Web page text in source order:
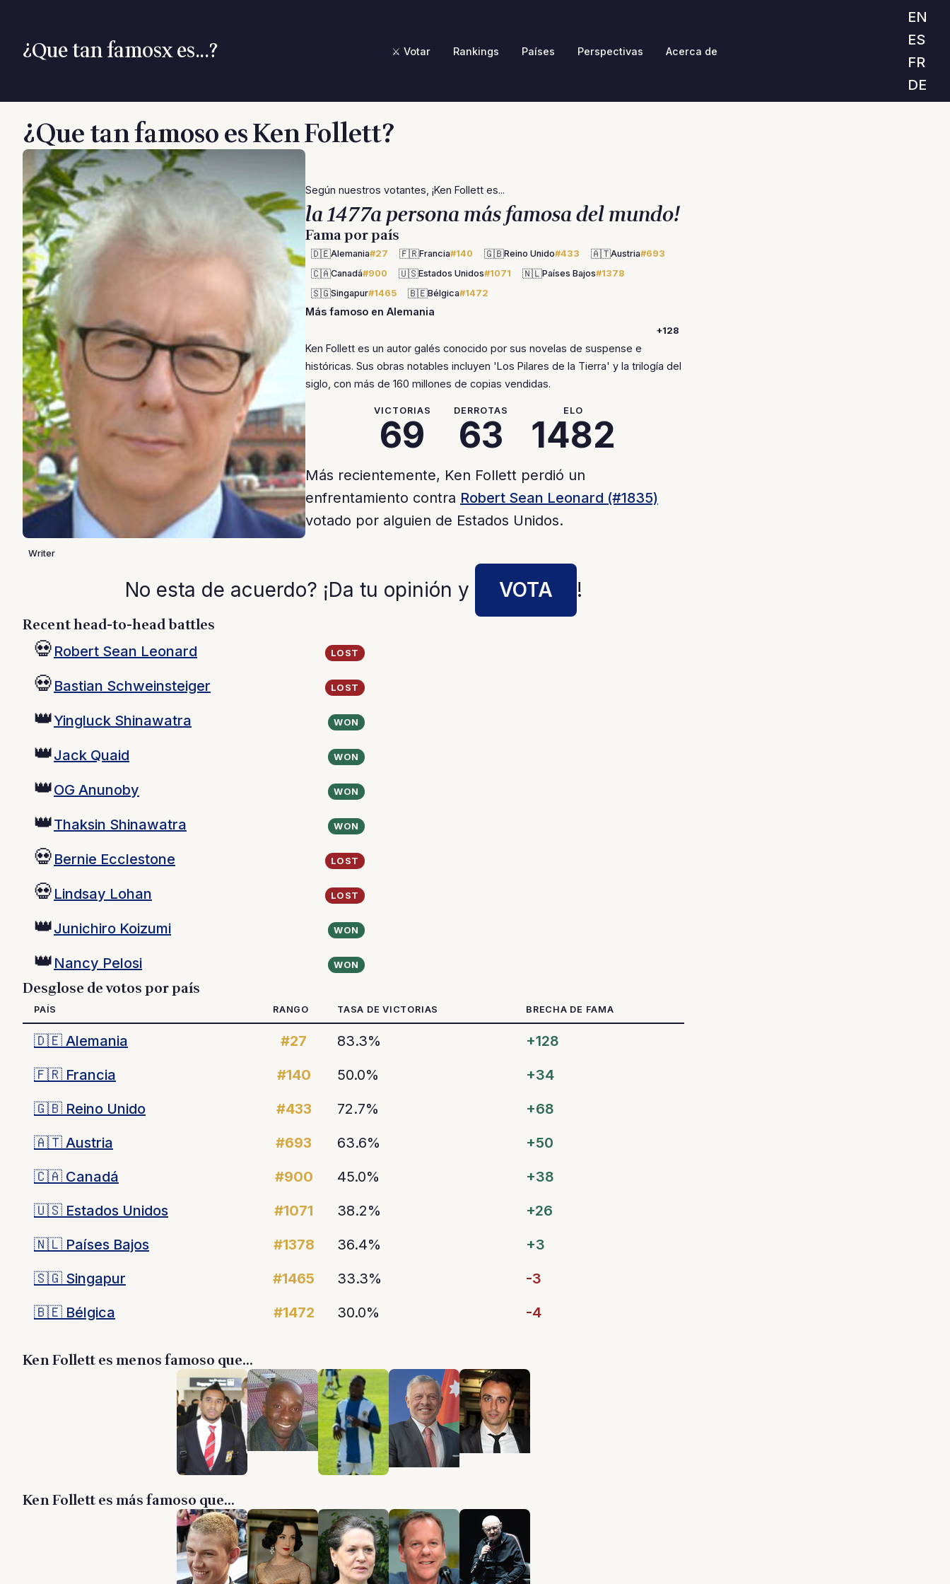
¿Que tan famosx es...? ⚔️ Votar Rankings Países Perspectivas Acerca de
EN
ES
FR
DE
¿Que tan famoso es Ken Follett?
Writer
Según nuestros votantes, ¡Ken Follett es...
la 1477a persona más famosa del mundo!
Fama por país
🇩🇪Alemania#27 🇫🇷Francia#140 🇬🇧Reino Unido#433 🇦🇹Austria#693
🇨🇦Canadá#900 🇺🇸Estados Unidos#1071 🇳🇱Países Bajos#1378
🇸🇬Singapur#1465 🇧🇪Bélgica#1472
Más famoso en Alemania
+128
Ken Follett es un autor galés conocido por sus novelas de suspense e
históricas. Sus obras notables incluyen 'Los Pilares de la Tierra' y la trilogía del
siglo, con más de 160 millones de copias vendidas.
VICTORIAS
69
DERROTAS
63
ELO
1482
Más recientemente, Ken Follett perdió un
enfrentamiento contra Robert Sean Leonard (#1835)
votado por alguien de Estados Unidos.
No esta de acuerdo? ¡Da tu opinión y VOTA !
Recent head-to-head battles
💀 Robert Sean Leonard LOST
💀 Bastian Schweinsteiger LOST
👑Yingluck Shinawatra WON
👑Jack Quaid WON
👑OG Anunoby WON
👑Thaksin Shinawatra WON
💀 Bernie Ecclestone LOST
💀 Lindsay Lohan LOST
👑Junichiro Koizumi WON
👑 Nancy Pelosi WON
Desglose de votos por país
PAÍS RANGO TASA DE VICTORIAS BRECHA DE FAMA
🇩🇪 Alemania #27 83.3%
+128
🇫🇷 Francia #140 50.0%
+34
🇬🇧 Reino Unido #433 72.7%
+68
🇦🇹 Austria #693 63.6%
+50
🇨🇦 Canadá #900 45.0%
+38
🇺🇸 Estados Unidos #1071 38.2%
+26
🇳🇱 Países Bajos #1378 36.4%
+3
🇸🇬 Singapur #1465 33.3%
-3
🇧🇪 Bélgica #1472 30.0% -4
Ken Follett es menos famoso que...
Ken Follett es más famoso que...